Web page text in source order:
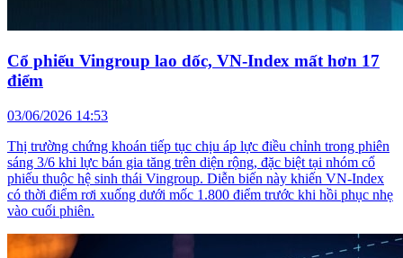
Cổ phiếu Vingroup lao dốc, VN-Index mất hơn 17
điểm
03/06/2026 14:53
Thị trường chứng khoán tiếp tục chịu áp lực điều chỉnh trong phiên
sáng 3/6 khi lực bán gia tăng trên diện rộng, đặc biệt tại nhóm cổ
phiếu thuộc hệ sinh thái Vingroup. Diễn biến này khiến VN-Index
có thời điểm rơi xuống dưới mốc 1.800 điểm trước khi hồi phục nhẹ
vào cuối phiên.